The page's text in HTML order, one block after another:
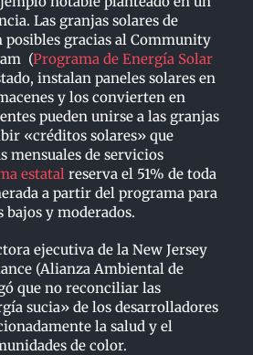
Las granjas solares de
posibles gracias al Community
(Programa de Energía Solar
instalan paneles solares en
y los convierten en
pueden unirse a las granjas
«créditos solares» que
mensuales de servicios
estatal reserva el 51% de toda
a partir del programa para
bajos y moderados.
ejecutiva de la New Jersey
(Alianza Ambiental de
que no reconciliar las
sucia» de los desarrolladores
la salud y el
de color.